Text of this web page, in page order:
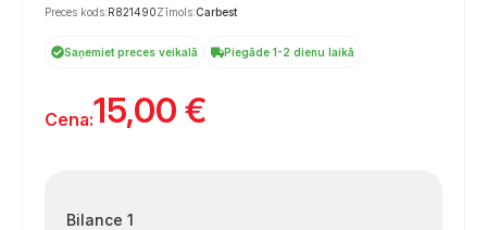
Preces kods:R821490Zīmols:Carbest
Saņemiet preces veikalā Piegāde 1-2 dienu laikā
Cena:15,00 €
Bilance 1